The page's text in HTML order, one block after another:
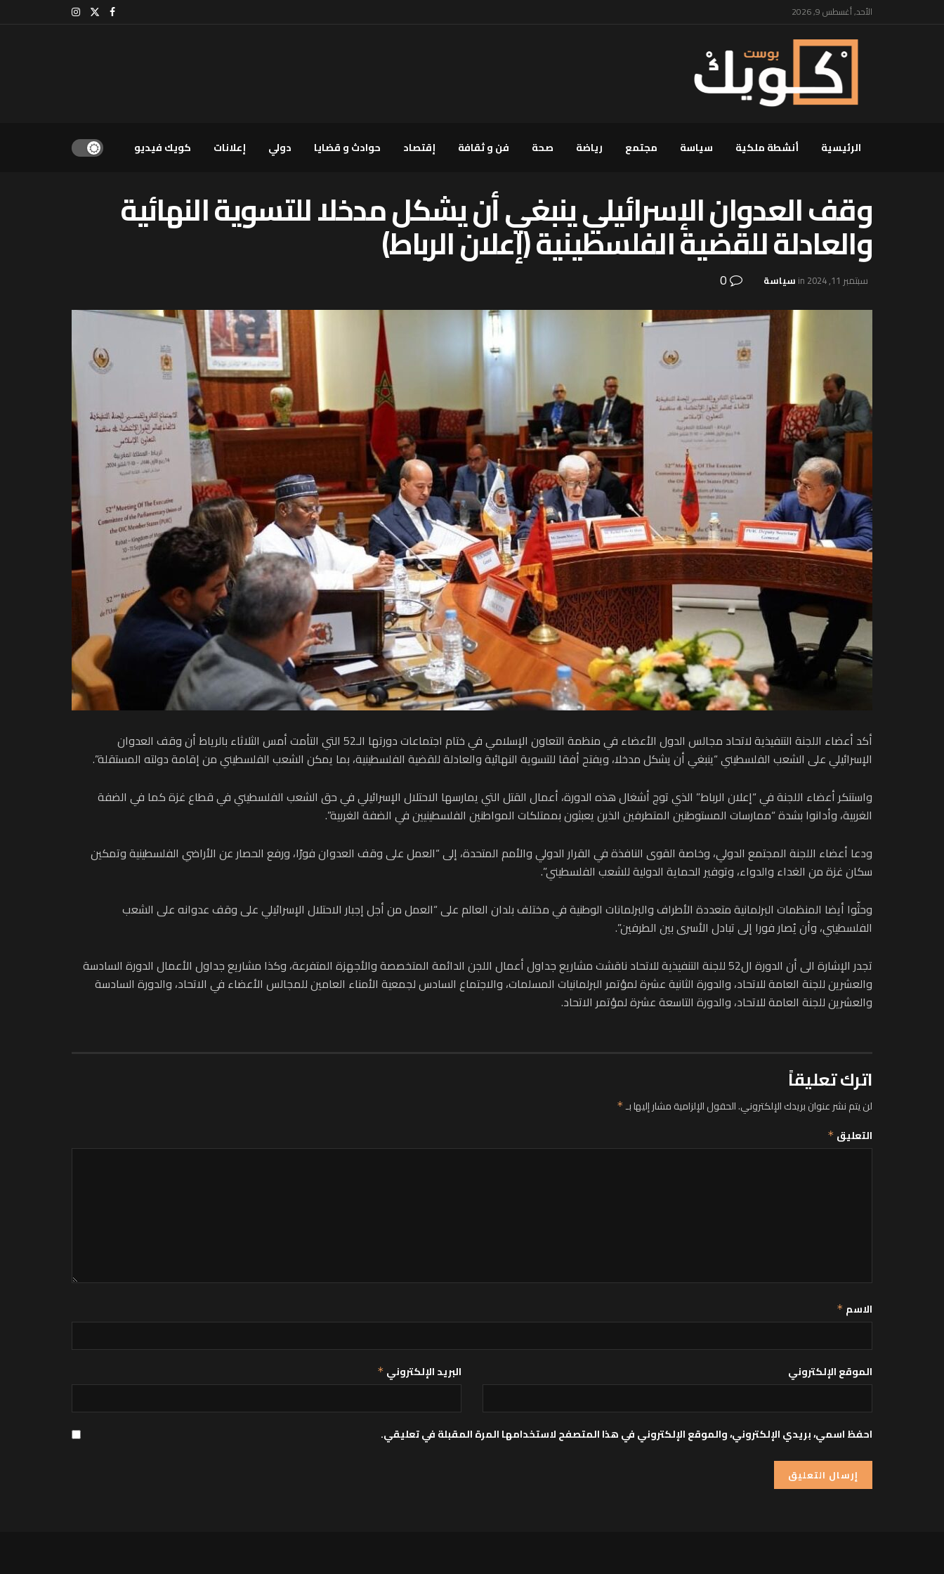
الأحد, أغسطس 9, 2026
الرئيسية أنشطة ملكية سياسة مجتمع رياضة صحة فن و ثقافة إقتصاد حوادث و قضايا دولي إعلانات كويك فيديو
وقف العدوان الإسرائيلي ينبغي أن يشكل مدخلا للتسوية النهائية
والعادلة للقضية الفلسطينية (إعلان الرباط)
سبتمبر 11, 2024 in سياسة
أكد أعضاء اللجنة التنفيذية لاتحاد مجالس الدول الأعضاء في منظمة التعاون الإسلامي في ختام اجتماعات دورتها الـ52 التي التأمت أمس الثلاثاء بالرياط أن وقف العدوان
الإسرائيلي على الشعب الفلسطيني “ينبغي أن يشكل مدخلا، ويفتح أفقا للتسوية النهائية والعادلة للقضية الفلسطينية، بما يمكن الشعب الفلسطيني من إقامة دولته المستقلة”.
واستنكر أعضاء اللجنة في “إعلان الرباط” الذي توج أشغال هذه الدورة، أعمال القتل التي يمارسها الاحتلال الإسرائيلي في حق الشعب الفلسطيني في قطاع غزة كما في الضفة
الغربية، وأدانوا بشدة “ممارسات المستوطنين المتطرفين الذين يعبثون بممتلكات المواطنين الفلسطينيين في الضفة الغربية”.
ودعا أعضاء اللجنة المجتمع الدولي، وخاصة القوى النافذة في القرار الدولي والأمم المتحدة، إلى “العمل على وقف العدوان فورًا، ورفع الحصار عن الأراضي الفلسطينية وتمكين
سكان غزة من الغداء والدواء، وتوفير الحماية الدولية للشعب الفلسطيني”.
وحثّوا أيضا المنظمات البرلمانية متعددة الأطراف والبرلمانات الوطنية في مختلف بلدان العالم على “العمل من أجل إجبار الاحتلال الإسرائيلي على وقف عدوانه على الشعب
الفلسطيني، وأن يُصار فورا إلى تبادل الأسرى بين الطرفين”.
تجدر الإشارة الى أن الدورة ال52 للجنة التنفيذية للاتحاد ناقشت مشاريع جداول أعمال اللجن الدائمة المتخصصة والأجهزة المتفرعة، وكذا مشاريع جداول الأعمال الدورة السادسة
والعشرين للجنة العامة للاتحاد، والدورة الثانية عشرة لمؤتمر البرلمانيات المسلمات، والاجتماع السادس لجمعية الأمناء العامين للمجالس الأعضاء في الاتحاد، والدورة السادسة
والعشرين للجنة العامة للاتحاد، والدورة التاسعة عشرة لمؤتمر الاتحاد.
اترك تعليقاً
لن يتم نشر عنوان بريدك الإلكتروني.الحقول الإلزامية مشار إليها بـ*
التعليق *
الاسم *
البريد الإلكتروني * الموقع الإلكتروني
احفظ اسمي، بريدي الإلكتروني، والموقع الإلكتروني في هذا المتصفح لاستخدامها المرة المقبلة في تعليقي.